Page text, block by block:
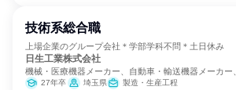
技術系総合職
上場企業のグループ会社＊学部学科不問＊土日休み
日生工業株式会社
機械・医療機器メーカー、自動車・輸送機器メーカー
27年卒 埼玉県 製造・生産工程